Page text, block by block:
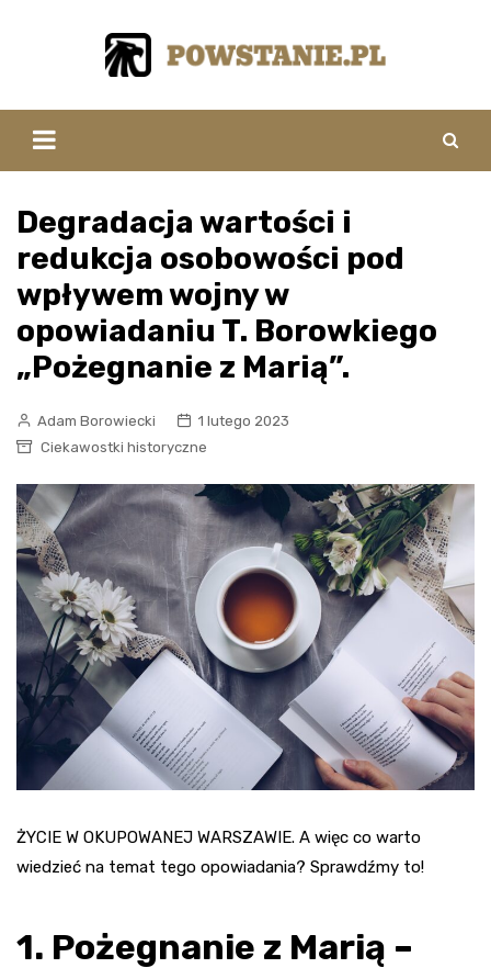
Degradacja wartości i
redukcja osobowości pod
wpływem wojny w
opowiadaniu T. Borowkiego
„Pożegnanie z Marią”.
Adam Borowiecki
1 lutego 2023
Ciekawostki historyczne
ŻYCIE W OKUPOWANEJ WARSZAWIE. A więc co warto
wiedzieć na temat tego opowiadania? Sprawdźmy to!
1. Pożegnanie z Marią –